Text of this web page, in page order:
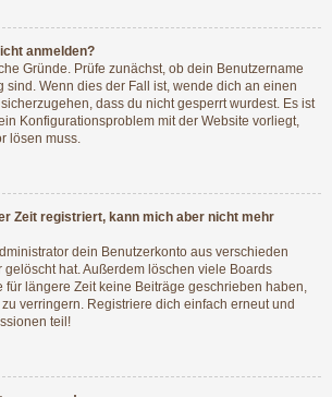
anmelden?
Gründe. Prüfe zunächst, ob dein Benutzername
sind. Wenn dies der Fall ist, wende dich an einen
dass du nicht gesperrt wurdest. Es ist
Konfigurationsproblem mit der Website vorliegt,
lösen muss.
Zeit registriert, kann mich aber nicht mehr
dein Benutzerkonto aus verschieden
hat. Außerdem löschen viele Boards
für längere Zeit keine Beiträge geschrieben haben,
verringern. Registriere dich einfach erneut und
teil!